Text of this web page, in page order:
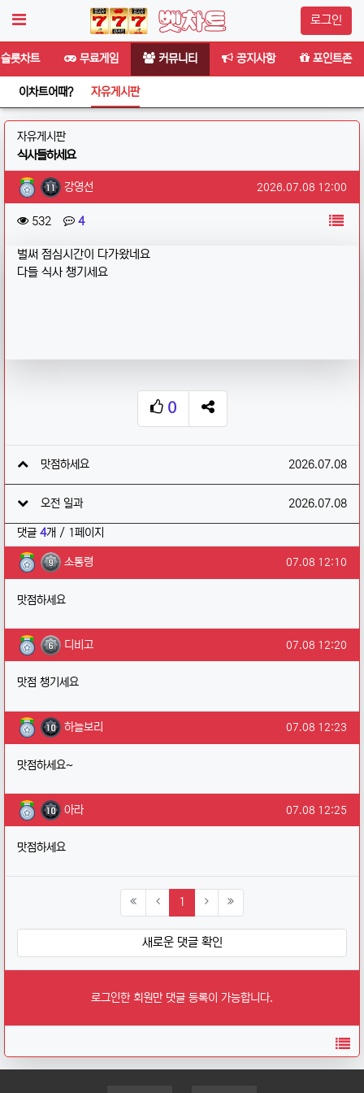
로그인
롯차트 무료게임 커뮤니티 공지사항 포인트존
이차트어때? 자유게시판
자유게시판분류
식사들하세요
작성자 정보강영선 작성일
2026.07.08 12:00
컨텐츠 정보
532조회 4댓글 목록
본문벌써 점심시간이 다가왔네요
다들 식사 챙기세요
0
추천
SNS 공유
맛점하세요 작성일
2026.07.08
오전 일과 작성일
2026.07.08
댓글 4개 / 1페이지
소통령님의 댓글
소통령 작성일
07.08 12:10
맛점하세요
디비고님의 댓글
디비고 작성일
07.08 12:20
맛점 챙기세요
하늘보리님의 댓글
하늘보리 작성일
07.08 12:23
맛점하세요~
아라님의 댓글
아라 작성일
07.08 12:25
맛점하세요
1 (current)
새로운 댓글 확인
로그인한 회원만 댓글 등록이 가능합니다.
목